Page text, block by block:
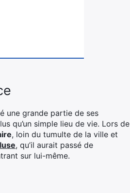
une grande partie de ses
qu’un simple lieu de vie. Lors de
, loin du tumulte de la ville et
, qu’il aurait passé de
sur lui-même.